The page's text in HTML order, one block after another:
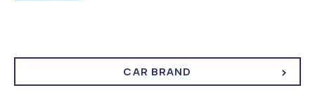
CAR BRAND